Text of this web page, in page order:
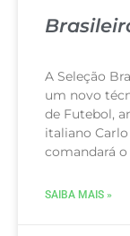
A Seleção
um novo
de Futebol,
italiano
comandará
SAIBA MAIS »